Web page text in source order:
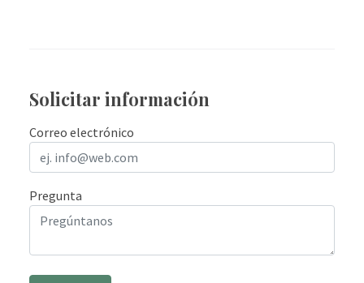
Solicitar información
Correo electrónico
Pregunta